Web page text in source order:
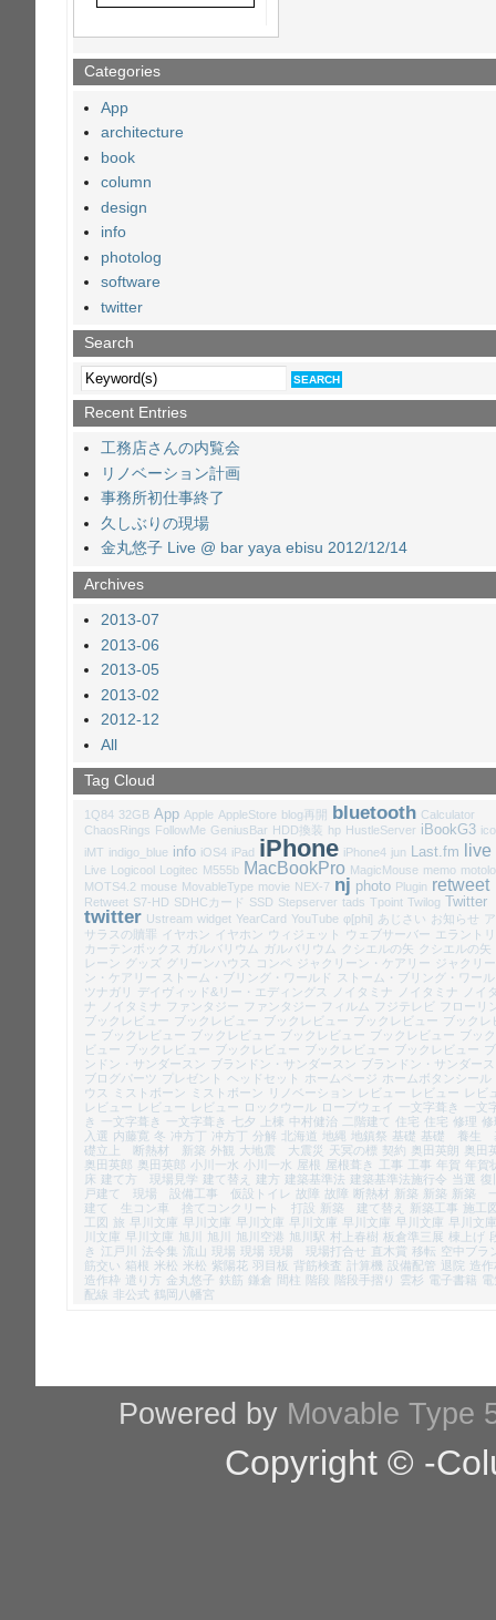
Categories
App
architecture
book
column
design
info
photolog
software
twitter
Search
Recent Entries
工務店さんの内覧会
リノベーション計画
事務所初仕事終了
久しぶりの現場
金丸悠子 Live @ bar yaya ebisu 2012/12/14
Archives
2013-07
2013-06
2013-05
2013-02
2012-12
All
Tag Cloud
1Q84 32GB App Apple AppleStore blog再開 bluetooth Calculator
ChaosRings FollowMe GeniusBar HDD換装 hp HustleServer iBookG3
iMT indigo_blue info iOS4 iPad iPhone iPhone4 jun Last.fm live
Live Logicool Logitec M555b MacBookPro MagicMouse memo
MOTS4.2 mouse MovableType movie NEX-7 nj photo Plugin retweet
Retweet S7-HD SDHCカード SSD Stepserver tads Tpoint Twilog Twitter
twitter Ustream widget YearCard YouTube φ[phi] あじさい お知らせ
サラスの贖罪 イヤホン イヤホン ウィジェット ウェブサーバー
エラント
カーテンボックス
ガルバリウム ガルバリウム クシエルの矢 クシエルの矢
レーン グッズ グリーンハウス コンペ ジャクリーン・ケアリー ジャクリー
ン・ケアリー ストーム・ブリング・ワールド
ストーム・ブリング・ワー
ツナガリ
デイヴィッド&リー・エディングス ノイタミナ ノイタミナ
ノイ
ナ
ノイタミナ ファンタジー ファンタジー フィルム フジテレビ
フローリ
ブックレビュー ブックレビュー ブックレビュー ブックレビュー ブックレ
ー ブックレビュー ブックレビュー ブックレビュー ブックレビュー ブッ
ビュー ブックレビュー ブックレビュー ブックレビュー ブックレビュー
ンドン・サンダースン ブランドン・サンダースン ブランドン・サンダー
ブログパーツ プレゼント ヘッドセット ホームページ ホームボタンシール
ウス
ミストボーン ミストボーン リノベーション レビュー レビュー レビ
レビュー レビュー レビュー ロックウール ロープウェイ 一文字葺き
一文
き
一文字葺き 一文字葺き 七夕 上棟 中村健治 二階建て 住宅 住宅 修理
入選
内藤寛 冬 冲方丁 冲方丁 分解 北海道 地縄 地鎮祭 基礎 基礎 養生
礎立上 断熱材 新築 外観 大地震 大震災 天冥の標 契約 奥田英朗 奥田
奥田英郎 奥田英郎 小川一水 小川一水 屋根 屋根葺き 工事 工事 年賀 年賀
床 建て方 現場見学 建て替え 建方 建築基準法 建築基準法施行令 当選
復
戸建て 現場 設備工事 仮設トイレ 故障 故障 断熱材 新築 新築
新築
建て 生コン車 捨てコンクリート 打設
新築 建て替え 新築工事 施工
工図 旅 早川文庫 早川文庫 早川文庫 早川文庫 早川文庫 早川文庫 早川文庫
川文庫 早川文庫 旭川 旭川 旭川空港 旭川駅 村上春樹 板倉準三展 棟上げ
き
江戸川 法令集 流山 現場 現場 現場 現場打合せ 直木賞 移転 空中ブラ
筋交い 箱根 米松 米松 紫陽花 羽目板 背筋検査 計算機 設備配管 退院 造作
造作枠 遣り方 金丸悠子 鉄筋 鎌倉 間柱 階段 階段手摺り 雲杉 電子書籍
配線 非公式 鶴岡八幡宮
Powered by Movable Type
Copyright © -